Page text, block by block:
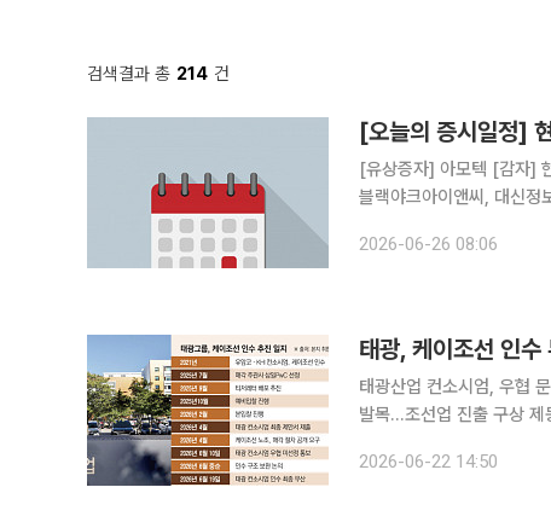
검색결과 총 214 건
[오늘의 증시일정]
[유상증자] 아모텍 [감자] 현대홈쇼핑 [주주총회] 오스테오닉, 티에스아이, 포커스에이아이, 파라텍,
블랙야크아이앤씨, 대신정
2026-06-26 08:06
태광, 케이조선 인수
태광산업 컨소시엄, 우협
발목…조선업 진출 구상 제동태광 “아직 재
건 이견을 좁히지 못했다.
2026-06-22 14:50